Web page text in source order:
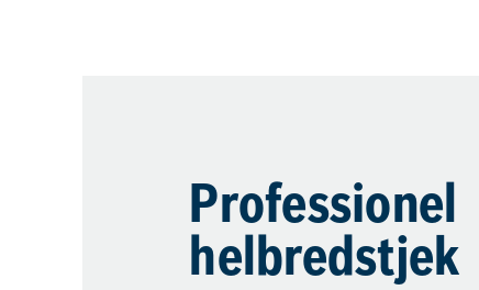
Professionel
helbredstjek